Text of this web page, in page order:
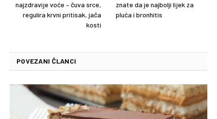
najzdravije voće – čuva srce,
regulira krvni pritisak, jača
kosti
znate da je najbolji lijek za
pluća i bronhitis
POVEZANI ČLANCI